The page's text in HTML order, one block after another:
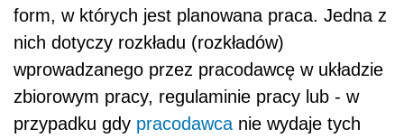
form, w których jest planowana praca. Jedna z
nich dotyczy rozkładu (rozkładów)
wprowadzanego przez pracodawcę w układzie
zbiorowym pracy, regulaminie pracy lub - w
przypadku gdy pracodawca nie wydaje tych